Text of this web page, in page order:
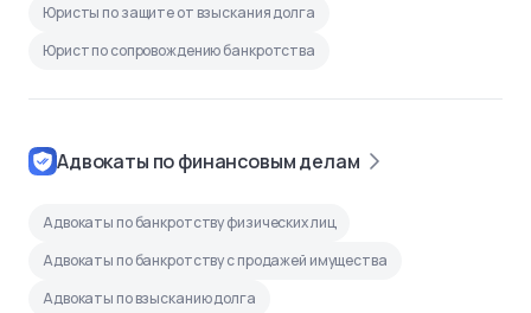
Юристы по защите от взыскания долга
Юрист по сопровождению банкротства
Адвокаты по финансовым делам
Адвокаты по банкротству физических лиц
Адвокаты по банкротству с продажей имущества
Адвокаты по взысканию долга